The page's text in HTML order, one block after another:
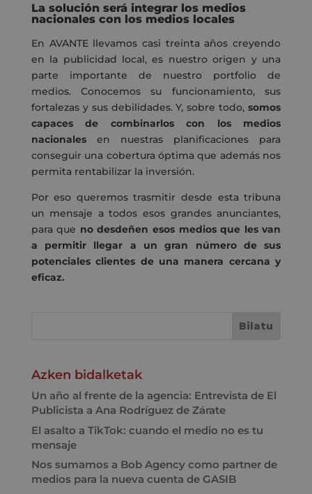
La solución será integrar los medios
nacionales con los medios locales
En AVANTE llevamos casi treinta años creyendo
en la publicidad local, es nuestro origen y una
parte importante de nuestro portfolio de
medios. Conocemos su funcionamiento, sus
fortalezas y sus debilidades. Y, sobre todo, somos
capaces de combinarlos con los medios
nacionales
en nuestras planificaciones para
conseguir una cobertura óptima que además nos
permita rentabilizar la inversión.
Por eso queremos trasmitir desde esta tribuna
un mensaje a todos esos grandes anunciantes,
para que no desdeñen esos medios que les van
a permitir llegar a un gran número de sus
potenciales clientes de una manera cercana y
eficaz.
Azken bidalketak
Un año al frente de la agencia: Entrevista de El
Publicista a Ana Rodríguez de Zárate
El asalto a TikTok: cuando el medio no es tu
mensaje
Nos sumamos a Bob Agency como partner de
medios para la nueva cuenta de GASIB